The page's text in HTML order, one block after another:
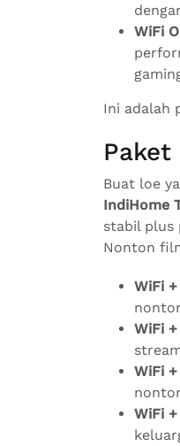
WiFi
Ini adalah
Paket
Buat loe
IndiHome
stabil plus
Nonton
WiFi
WiFi
WiFi
WiFi +